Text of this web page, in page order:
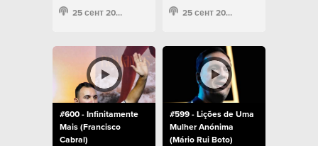
25 сент 2023 25 сент 2023
#600 - Infinitamente
Mais (Francisco
Cabral)
#599 - Lições de Uma
Mulher Anónima
(Mário Rui Boto)